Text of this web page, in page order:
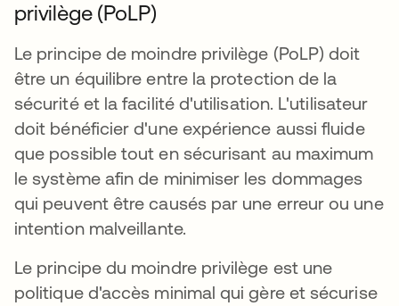
privilège (PoLP)
Le principe de moindre privilège (PoLP) doit
être un équilibre entre la protection de la
sécurité et la facilité d'utilisation. L'utilisateur
doit bénéficier d'une expérience aussi fluide
que possible tout en sécurisant au maximum
le système afin de minimiser les dommages
qui peuvent être causés par une erreur ou une
intention malveillante.
Le principe du moindre privilège est une
politique d'accès minimal qui gère et sécurise